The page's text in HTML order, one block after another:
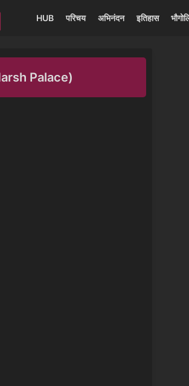
HUB परिचय अभिनंदन इतिहास
Palace)